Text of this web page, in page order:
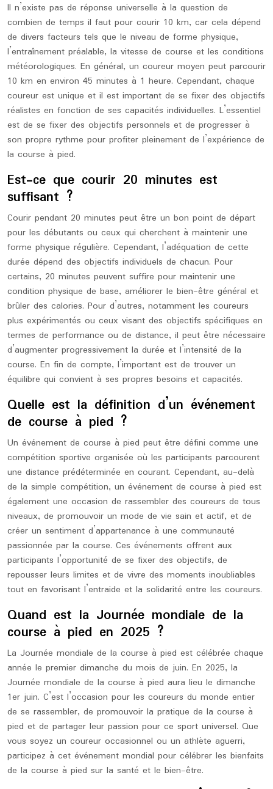
Il n’existe pas de réponse universelle à la question de
combien de temps il faut pour courir 10 km, car cela dépend
de divers facteurs tels que le niveau de forme physique,
l’entraînement préalable, la vitesse de course et les conditions
météorologiques. En général, un coureur moyen peut parcourir
10 km en environ 45 minutes à 1 heure. Cependant, chaque
coureur est unique et il est important de se fixer des objectifs
réalistes en fonction de ses capacités individuelles. L’essentiel
est de se fixer des objectifs personnels et de progresser à
son propre rythme pour profiter pleinement de l’expérience de
la course à pied.
Est-ce que courir 20 minutes est
suffisant ?
Courir pendant 20 minutes peut être un bon point de départ
pour les débutants ou ceux qui cherchent à maintenir une
forme physique régulière. Cependant, l’adéquation de cette
durée dépend des objectifs individuels de chacun. Pour
certains, 20 minutes peuvent suffire pour maintenir une
condition physique de base, améliorer le bien-être général et
brûler des calories. Pour d’autres, notamment les coureurs
plus expérimentés ou ceux visant des objectifs spécifiques en
termes de performance ou de distance, il peut être nécessaire
d’augmenter progressivement la durée et l’intensité de la
course. En fin de compte, l’important est de trouver un
équilibre qui convient à ses propres besoins et capacités.
Quelle est la définition d’un événement
de course à pied ?
Un événement de course à pied peut être défini comme une
compétition sportive organisée où les participants parcourent
une distance prédéterminée en courant. Cependant, au-delà
de la simple compétition, un événement de course à pied est
également une occasion de rassembler des coureurs de tous
niveaux, de promouvoir un mode de vie sain et actif, et de
créer un sentiment d’appartenance à une communauté
passionnée par la course. Ces événements offrent aux
participants l’opportunité de se fixer des objectifs, de
repousser leurs limites et de vivre des moments inoubliables
tout en favorisant l’entraide et la solidarité entre les coureurs.
Quand est la Journée mondiale de la
course à pied en 2025 ?
La Journée mondiale de la course à pied est célébrée chaque
année le premier dimanche du mois de juin. En 2025, la
Journée mondiale de la course à pied aura lieu le dimanche
1er juin. C’est l’occasion pour les coureurs du monde entier
de se rassembler, de promouvoir la pratique de la course à
pied et de partager leur passion pour ce sport universel. Que
vous soyez un coureur occasionnel ou un athlète aguerri,
participez à cet événement mondial pour célébrer les bienfaits
de la course à pied sur la santé et le bien-être.